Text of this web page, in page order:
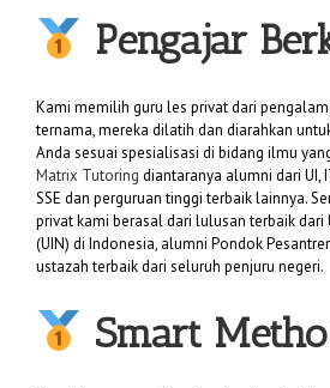
Pengajar
Kami memilih guru les privat dari
ternama, mereka dilatih dan diarahkan
Anda sesuai spesialisasi di bidang ilmu
Matrix Tutoring diantaranya alumni dari UI,
SSE dan perguruan tinggi terbaik lainnya.
privat kami berasal dari lulusan terbaik dari
(UIN) di Indonesia, alumni Pondok
ustazah terbaik dari seluruh penjuru negeri.
Smart